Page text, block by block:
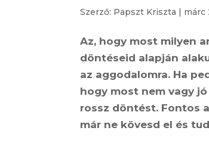
Szerző: Papszt Kriszta | márc
Az, hogy most milyen
döntéseid alapján
az aggodalomra. Ha
hogy most nem vagy
rossz döntést. Fontos
már ne kövesd el és